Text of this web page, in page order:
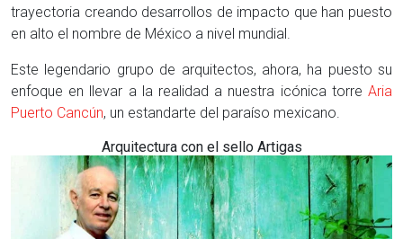
trayectoria creando desarrollos de impacto que han puesto
en alto el nombre de México a nivel mundial.
Este legendario grupo de arquitectos, ahora, ha puesto su
enfoque en llevar a la realidad a nuestra icónica torre Aria
Puerto Cancún, un estandarte del paraíso mexicano.
Arquitectura con el sello Artigas